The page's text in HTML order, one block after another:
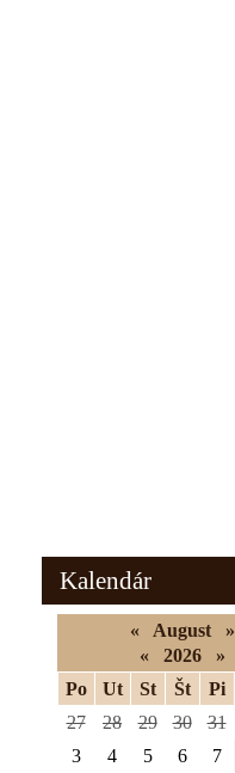
Kalendár
« August
»
«
2026
»
Po
Ut St Št Pi
27
28 29 30 31
3
4 5 6 7